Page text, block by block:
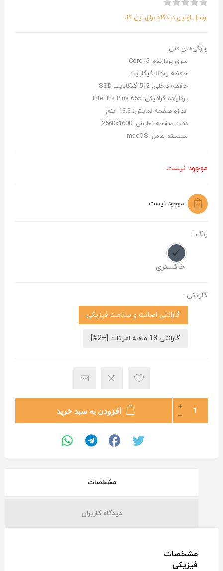
ارسال اولین دیدگاه برای این کالا
ویژگی‌های فنی
سری پردازنده: Core i5
حافظه رم: 8 گیگابایت
حافظه داخلی: 512 گیگابایت SSD
پردازنده گرافیکی: Intel Iris Plus 655
اندازه صفحه نمایش: 13.3 اینچ
دقت صفحه نمایش: 2560x1600
سیستم عامل: macOS
موجود نیست
موجود نیست
رنگ :
خاکستری
گارانتی :
گارانتی اصالت و سلامت فیزیکی
گارانتی 18 ماهه امرتات [+2%]
افزودن به سبد خرید
مشخصات
دیدگاه کاربران
مشخصات
فیزیکی